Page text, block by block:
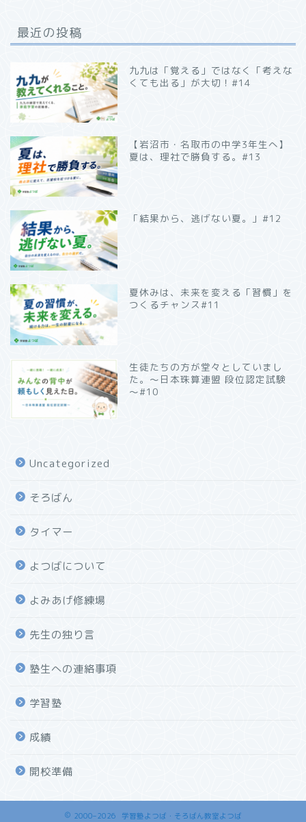
最近の投稿
九九は「覚える」ではなく「考えな
くても出る」が大切！#14
【岩沼市・名取市の中学3年生へ】
夏は、理社で勝負する。#13
「結果から、逃げない夏。」#12
夏休みは、未来を変える「習慣」を
つくるチャンス#11
生徒たちの方が堂々としていまし
た。～日本珠算連盟 段位認定試験
～#10
Uncategorized
そろばん
タイマー
よつばについて
よみあげ修練場
先生の独り言
塾生への連絡事項
学習塾
成績
開校準備
2000–2026 学習塾よつば・そろばん教室よつば